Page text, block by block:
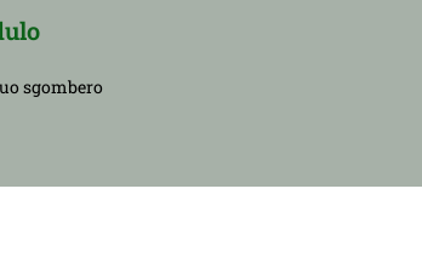
sgombero